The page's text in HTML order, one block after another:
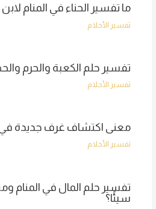
ما تفسير الحناء في المنام
تفسير الأحلام
تفسير حلم الكعبة والحرم
تفسير الأحلام
معنى اكتشاف غرف جديدة في
تفسير الأحلام
تفسير حلم المال في المنام
سيئًا؟